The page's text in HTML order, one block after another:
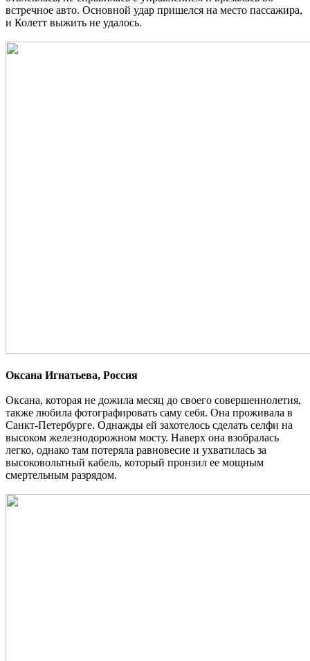
встречное авто. Основной удар пришелся на место пассажира,
и Колетт выжить не удалось.
Оксана Игнатьева, Россия
Оксана, которая не дожила месяц до своего совершеннолетия,
также любила фотографировать саму себя. Она проживала в
Санкт-Петербурге. Однажды ей захотелось сделать селфи на
высоком железнодорожном мосту. Наверх она взобралась
легко, однако там потеряла равновесие и ухватилась за
высоковольтный кабель, который пронзил ее мощным
смертельным разрядом.